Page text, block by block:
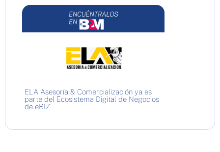
ELA Asesoría & Comercialización ya es
parte del Ecosistema Digital de Negocios
de eBIZ